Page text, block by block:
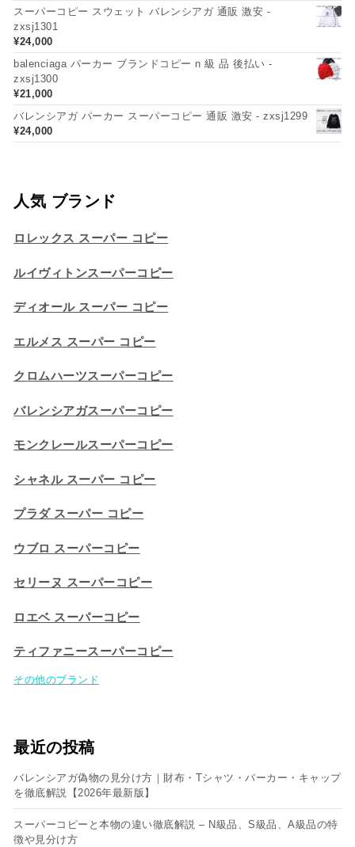
スーパーコピー スウェット バレンシアガ 通販 激安 -
zxsj1301
¥24,000
balenciaga パーカー ブランドコピー n 級 品 後払い -
zxsj1300
¥21,000
バレンシアガ パーカー スーパーコピー 通販 激安 - zxsj1299
¥24,000
人気 ブランド
ロレックス スーパー コピー
ルイヴィトンスーパーコピー
ディオール スーパー コピー
エルメス スーパー コピー
クロムハーツスーパーコピー
バレンシアガスーパーコピー
モンクレールスーパーコピー
シャネル スーパー コピー
プラダ スーパー コピー
ウブロ スーパーコピー
セリーヌ スーパーコピー​
ロエベ スーパーコピー
ティファニースーパーコピー
その他のブランド
最近の投稿
バレンシアガ偽物の見分け方｜財布・Tシャツ・パーカー・キャップ
を徹底解説【2026年最新版】
スーパーコピーと本物の違い徹底解説 – N級品、S級品、A級品の特
徴や見分け方